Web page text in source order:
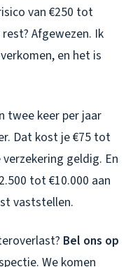
van €250 tot
Afgewezen. Ik
en het is
twee keer per jaar
Dat kost je €75 tot
geldig. En
tot €10.000 aan
vaststellen.
Bel ons op
We komen